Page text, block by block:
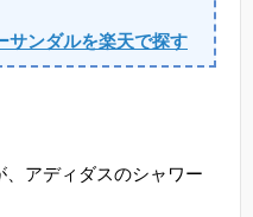
サンダルを楽天で探す
アディダスのシャワー